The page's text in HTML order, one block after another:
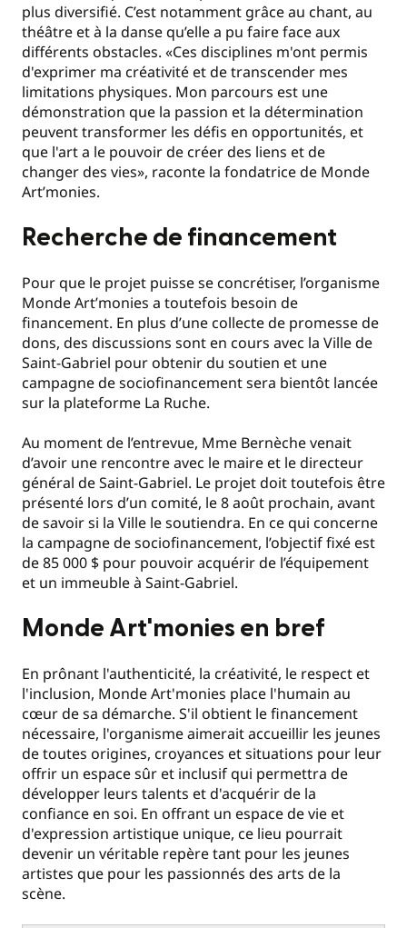
plus diversifié. C’est notamment grâce au chant, au
théâtre et à la danse qu’elle a pu faire face aux
différents obstacles. «Ces disciplines m'ont permis
d'exprimer ma créativité et de transcender mes
limitations physiques. Mon parcours est une
démonstration que la passion et la détermination
peuvent transformer les défis en opportunités, et
que l'art a le pouvoir de créer des liens et de
changer des vies», raconte la fondatrice de Monde
Art’monies.
Recherche de financement
Pour que le projet puisse se concrétiser, l’organisme
Monde Art’monies a toutefois besoin de
financement. En plus d’une collecte de promesse de
dons, des discussions sont en cours avec la Ville de
Saint-Gabriel pour obtenir du soutien et une
campagne de sociofinancement sera bientôt lancée
sur la plateforme La Ruche.
Au moment de l’entrevue, Mme Bernèche venait
d’avoir une rencontre avec le maire et le directeur
général de Saint-Gabriel. Le projet doit toutefois être
présenté lors d’un comité, le 8 août prochain, avant
de savoir si la Ville le soutiendra. En ce qui concerne
la campagne de sociofinancement, l’objectif fixé est
de 85 000 $ pour pouvoir acquérir de l’équipement
et un immeuble à Saint-Gabriel.
Monde Art'monies en bref
En prônant l'authenticité, la créativité, le respect et
l'inclusion, Monde Art'monies place l'humain au
cœur de sa démarche. S'il obtient le financement
nécessaire, l'organisme aimerait accueillir les jeunes
de toutes origines, croyances et situations pour leur
offrir un espace sûr et inclusif qui permettra de
développer leurs talents et d'acquérir de la
confiance en soi. En offrant un espace de vie et
d'expression artistique unique, ce lieu pourrait
devenir un véritable repère tant pour les jeunes
artistes que pour les passionnés des arts de la
scène.